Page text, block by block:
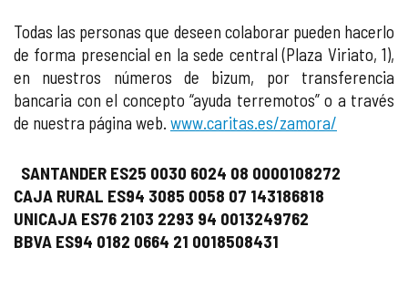
Todas las personas que deseen colaborar pueden hacerlo
de forma presencial en la sede central (Plaza Viriato, 1),
en nuestros números de bizum, por transferencia
bancaria con el concepto “ayuda terremotos” o a través
de nuestra página web. www.caritas.es/zamora/
SANTANDER ES25 0030 6024 08 0000108272
CAJA RURAL ES94 3085 0058 07 143186818
UNICAJA ES76 2103 2293 94 0013249762
BBVA ES94 0182 0664 21 0018508431